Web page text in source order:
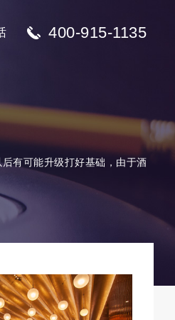
400-915-1135
有可能升级打好基础，由于酒